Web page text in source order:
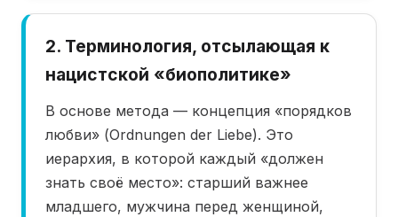
2. Терминология, отсылающая к
нацистской «биополитике»
В основе метода — концепция «порядков
любви» (Ordnungen der Liebe). Это
иерархия, в которой каждый «должен
знать своё место»: старший важнее
младшего, мужчина перед женщиной,